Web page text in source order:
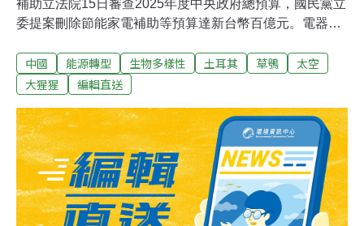
補助立法院15日審查2025年度中央政府總預算，國民黨立
委提案刪除節能家電補助等預算達新台幣百億元。電器公
（2024）年台電調漲電價，民眾改用節能家電可進一步節
省電費，應維持鼓勵誘因。（中央社報導）高鐵車廂升級
列車增加新的服務設施，除了服務升級，並且落實永續運
輸，預估一年列車服務約可減塑達67噸。更新後的服務包
括環保頭靠墊、紙杯蓋，鼓勵自備環保杯以及高鐵便當蓋
鬆緊帶改用貼紙等，未來車廂內服務結合ESG概念，從源
頭減少一次性用品產量，以2023年進貨量估算，一年約可
減塑達67噸。（聯合報報導）
中國 能源轉型 生物多樣性 土耳其 草鴞
太空
大猩猩
編輯直送